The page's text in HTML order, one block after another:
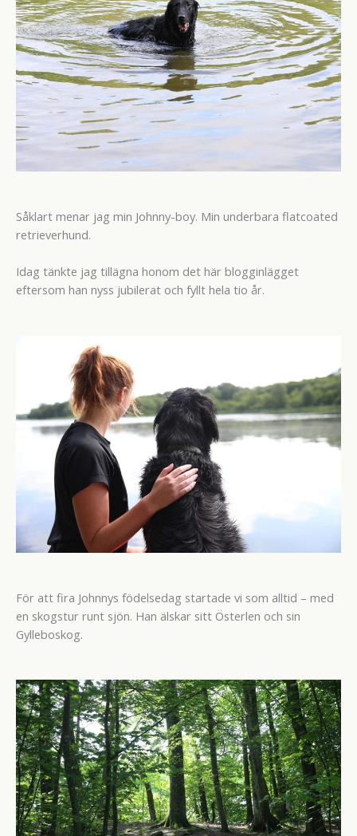
Såklart menar jag min Johnny-boy. Min underbara flatcoated
retrieverhund.
Idag tänkte jag tillägna honom det här blogginlägget
eftersom han nyss jubilerat och fyllt hela tio år.
För att fira Johnnys födelsedag startade vi som alltid – med
en skogstur runt sjön. Han älskar sitt Österlen och sin
Gylleboskog.